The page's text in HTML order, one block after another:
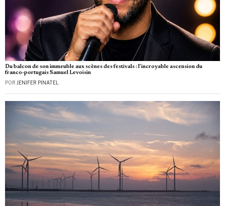
Du balcon de son immeuble aux scènes des festivals : l’incroyable ascension du
franco-portugais Samuel Levoisin
POR JENIFER PINATEL